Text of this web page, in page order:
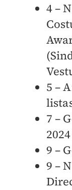
4 –
5 –
7 –
2024
9 –
9 –